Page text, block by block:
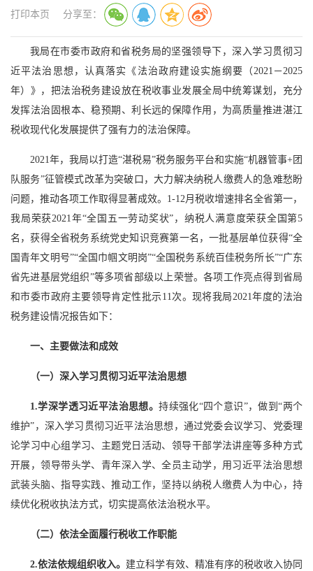
打印本页 分享至：
我局在市委市政府和省税务局的坚强领导下，深入学习贯彻习
近平法治思想，认真落实《法治政府建设实施纲要（2021－2025
年）》，把法治税务建设放在税收事业发展全局中统筹谋划，充分
发挥法治固根本、稳预期、利长远的保障作用，为高质量推进湛江
税收现代化发展提供了强有力的法治保障。
2021年，我局以打造“湛税易”税务服务平台和实施“机器管事+团
队服务”征管模式改革为突破口，大力解决纳税人缴费人的急难愁盼
问题，推动各项工作取得显著成效。1-12月税收增速排名全省第一，
我局荣获2021年“全国五一劳动奖状”，纳税人满意度荣获全国第5
名，获得全省税务系统党史知识竞赛第一名，一批基层单位获得“全
国青年文明号”“全国巾帼文明岗”“全国税务系统百佳税务所长”“广东
省先进基层党组织”等多项省部级以上荣誉。各项工作亮点得到省局
和市委市政府主要领导肯定性批示11次。现将我局2021年度的法治
税务建设情况报告如下：
一、主要做法和成效
（一）深入学习贯彻习近平法治思想
1.学深学透习近平法治思想。持续强化“四个意识”，做到“两个
维护”，深入学习贯彻习近平法治思想，通过党委会议学习、党委理
论学习中心组学习、主题党日活动、领导干部学法讲座等多种方式
开展，领导带头学、青年深入学、全员主动学，用习近平法治思想
武装头脑、指导实践、推动工作，坚持以纳税人缴费人为中心，持
续优化税收执法方式，切实提高依法治税水平。
（二）依法全面履行税收工作职能
2.依法依规组织收入。 建立科学有效、精准有序的税收收入协同